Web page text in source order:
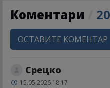
Коментари 20
ОСТАВИТЕ КОМЕНТАР
Срецко
15.05.2026 18:17